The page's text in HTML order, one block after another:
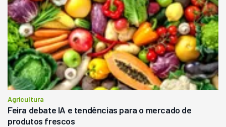
Agricultura
Feira debate IA e tendências para o mercado de
produtos frescos